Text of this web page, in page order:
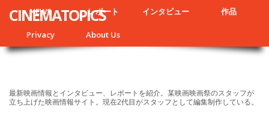
NEWS レポート インタビュー 作品
Privacy About Us
CINEMATOPICS
最新映画情報とインタビュー、レポートを紹介。某映画映画祭のスタッフが
立ち上げた映画情報サイト。現在2代目がスタッフとして編集制作している。